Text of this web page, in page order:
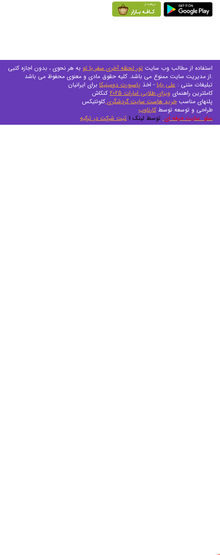
استفاده از مطالب وب سایت تور لحظه آخری سفر با تو به هر نحوی ، بدون اجازه کتبی
از مدیریت سایت ممنوع می باشد. کلیه حقوق مادی و معنوی محفوظ می باشد.
تبلیغات متنی : علی بابا - اخذ پاسپورت دومینیکا برای ایرانیان
کاملترین راهنمای ویزای طلایی امارات 2025
کنکاش
پلنهای مناسب خرید هاست سایت گردشگریکلونتیکس
طراحی و توسعه توسطکارناوب
سئو سایت حرفه ای توسط لینک 1 ثبت شرکت در ترکیه